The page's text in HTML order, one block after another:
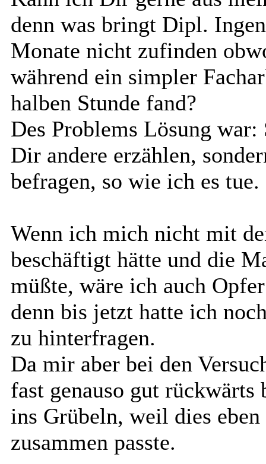
denn was bringt Dipl.
Monate nicht zufinden
während ein simpler
halben Stunde fand?
Des Problems Lösung
Dir andere erzählen,
befragen, so wie ich es tue.
Wenn ich mich nicht mit
beschäftigt hätte und die
müßte, wäre ich auch
denn bis jetzt hatte ich
zu hinterfragen.
Da mir aber bei den
fast genauso gut
ins Grübeln, weil dies
zusammen passte.